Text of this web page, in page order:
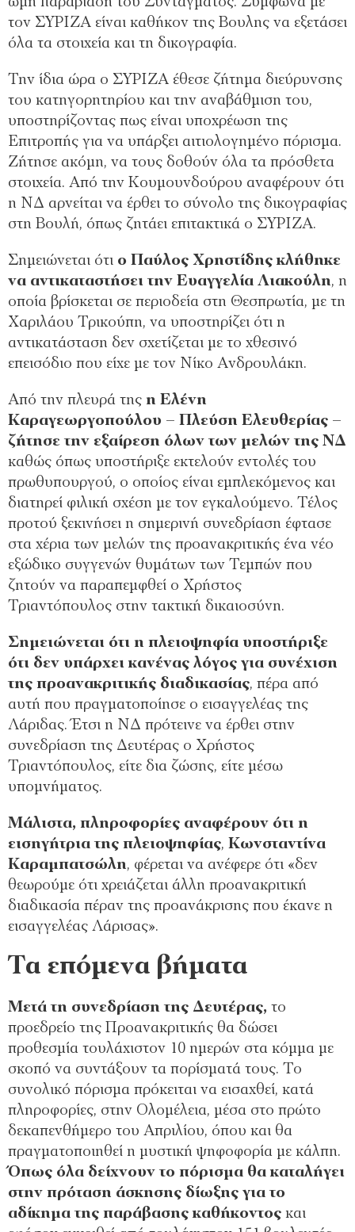
τον ΣΥΡΙΖΑ είναι καθήκον της Βουλης να εξετάσει
όλα τα στοιχεία και τη δικογραφία.
Την ίδια ώρα ο ΣΥΡΙΖΑ έθεσε ζήτημα διεύρυνσης
του κατηγορητηρίου και την αναβάθμιση του,
υποστηρίζοντας πως είναι υποχρέωση της
Επιτροπής για να υπάρξει αιτιολογημένο πόρισμα.
Ζήτησε ακόμη, να τους δοθούν όλα τα πρόσθετα
στοιχεία. Από την Κουμουνδούρου αναφέρουν ότι
η ΝΔ αρνείται να έρθει το σύνολο της δικογραφίας
στη Βουλή, όπως ζητάει επιτακτικά ο ΣΥΡΙΖΑ.
Σημειώνεται ότι ο Παύλος Χρηστίδης κλήθηκε
να αντικαταστήσει την Ευαγγελία Λιακούλη, η
οποία βρίσκεται σε περιοδεία στη Θεσπρωτία, με τη
Χαριλάου Τρικούπη, να υποστηρίζει ότι η
αντικατάσταση δεν σχετίζεται με το χθεσινό
επεισόδιο που είχε με τον Νίκο Ανδρουλάκη.
Από την πλευρά της η Ελένη
Καραγεωργοπούλου – Πλεύση Ελευθερίας –
ζήτησε την εξαίρεση όλων των μελών της ΝΔ
καθώς όπως υποστήριξε εκτελούν εντολές του
πρωθυπουργού, ο οποίος είναι εμπλεκόμενος και
διατηρεί φιλική σχέση με τον εγκαλούμενο. Τέλος
προτού ξεκινήσει η σημερινή συνεδρίαση έφτασε
στα χέρια των μελών της προανακριτικής ένα νέο
εξώδικο συγγενών θυμάτων των Τεμπών που
ζητούν να παραπεμφθεί ο Χρήστος
Τριαντόπουλος στην τακτική δικαιοσύνη.
Σημειώνεται ότι η πλειοψηφία υποστήριξε
ότι δεν υπάρχει κανένας λόγος για συνέχιση
της προανακριτικής διαδικασίας, πέρα από
αυτή που πραγματοποίησε ο εισαγγελέας της
Λάριδας. Έτσι η ΝΔ πρότεινε να έρθει στην
συνεδρίαση της Δευτέρας ο Χρήστος
Τριαντόπουλος, είτε δια ζώσης, είτε μέσω
υπομνήματος.
Μάλιστα, πληροφορίες αναφέρουν ότι η
εισηγήτρια της πλειοψηφίας, Κωνσταντίνα
Καραμπατσώλη, φέρεται να ανέφερε ότι «δεν
θεωρούμε ότι χρειάζεται άλλη προανακριτική
διαδικασία πέραν της προανάκρισης που έκανε η
εισαγγελέας Λάρισας».
Τα επόμενα βήματα
Μετά τη συνεδρίαση της Δευτέρας, το
προεδρείο της Προανακριτικής θα δώσει
προθεσμία τουλάχιστον 10 ημερών στα κόμμα με
σκοπό να συντάξουν τα πορίσματά τους. Το
συνολικό πόρισμα πρόκειται να εισαχθεί, κατά
πληροφορίες, στην Ολομέλεια, μέσα στο πρώτο
δεκαπενθήμερο του Απριλίου, όπου και θα
πραγματοποιηθεί η μυστική ψηφοφορία με κάλπη.
Όπως όλα δείχνουν το πόρισμα θα καταλήγει
στην πρόταση άσκησης δίωξης για το
αδίκημα της παράβασης καθήκοντος και